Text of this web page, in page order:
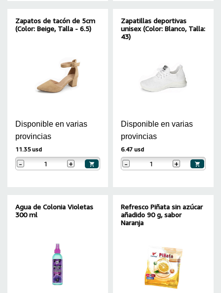
Zapatos de tacón de 5cm
(Color: Beige, Talla - 6.5)
Disponible en varias
provincias
11.35 usd
- +
Zapatillas deportivas
unisex (Color: Blanco, Talla:
43)
Disponible en varias
provincias
6.47 usd
- +
Agua de Colonia Violetas
300 ml
Refresco Piñata sin azúcar
añadido 90 g, sabor
Naranja